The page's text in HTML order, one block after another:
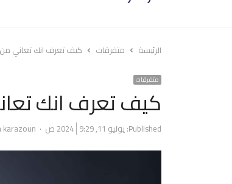
الرئيسة متفرقات كيف تعرف انك تعاني
متفرقات
كيف تعرف انك
Published: يوليو 11, 2024 9:29 ص Author
karazoun